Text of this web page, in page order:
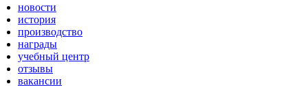
новости
история
производство
награды
учебный центр
отзывы
вакансии